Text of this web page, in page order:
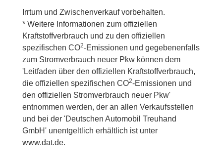
Irrtum und Zwischenverkauf vorbehalten.
* Weitere Informationen zum offiziellen
Kraftstoffverbrauch und zu den offiziellen
spezifischen CO2-Emissionen und gegebenenfalls
zum Stromverbrauch neuer Pkw können dem
'Leitfaden über den offiziellen Kraftstoffverbrauch,
die offiziellen spezifischen CO2-Emissionen und
den offiziellen Stromverbrauch neuer Pkw'
entnommen werden, der an allen Verkaufsstellen
und bei der 'Deutschen Automobil Treuhand
GmbH' unentgeltlich erhältlich ist unter
www.dat.de.